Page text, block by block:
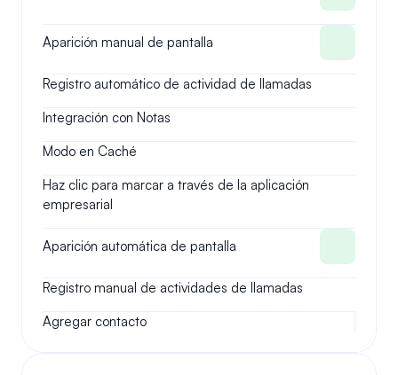
Aparición manual de pantalla
Registro automático de actividad de llamadas
Integración con Notas
Modo en Caché
Haz clic para marcar a través de la aplicación
empresarial
Aparición automática de pantalla
Registro manual de actividades de llamadas
Agregar contacto